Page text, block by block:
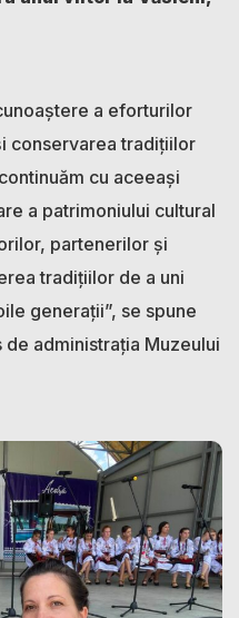
a eforturilor
conservarea tradițiilor
cu aceeași
a patrimoniului cultural
partenerilor și
tradițiilor de a uni
generații”, se spune
administrația Muzeului